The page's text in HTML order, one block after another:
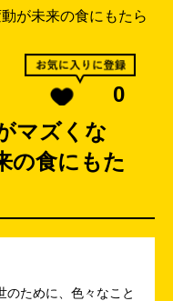
が未来の食にもたら
0
マズくな
の食にもた
のために、色々なこと